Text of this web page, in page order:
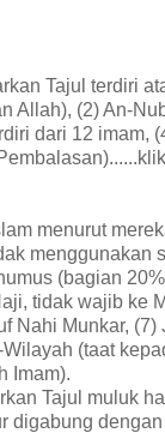
Tajul terdiri
Allah), (2) An-
dari 12 imam,
menurut
menggunakan
(bagian
tidak wajib ke
Nahi Munkar,
(taat
Imam).
Tajul muluk
digabung